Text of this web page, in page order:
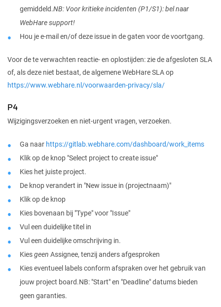
gemiddeld.NB: Voor kritieke incidenten (P1/S1): bel naar
WebHare support!
Hou je e-mail en/of deze issue in de gaten voor de voortgang.
Voor de te verwachten reactie- en oplostijden: zie de afgesloten SLA
of, als deze niet bestaat, de algemene WebHare SLA op
https://www.webhare.nl/voorwaarden-privacy/sla/
P4
Wijzigingsverzoeken en niet-urgent vragen, verzoeken.
Ga naar https://gitlab.webhare.com/dashboard/work_items
Klik op de knop "Select project to create issue"
Kies het juiste project.
De knop verandert in "New issue in (projectnaam)"
Klik op de knop
Kies bovenaan bij "Type" voor "Issue"
Vul een duidelijke titel in
Vul een duidelijke omschrijving in.
Kiesgeen Assignee, tenzij anders afgesproken
Kies eventueel labels conform afspraken over het gebruik van
jouw project board.NB: "Start" en "Deadline" datums bieden
geen garanties.